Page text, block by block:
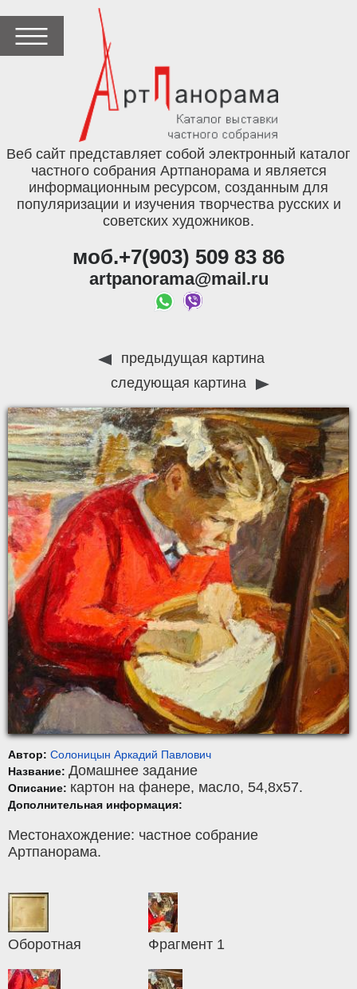
Веб сайт представляет собой электронный каталог
частного собрания Артпанорама и является
информационным ресурсом, созданным для
популяризации и изучения творчества русских и
советских художников.
моб.+7(903) 509 83 86
artpanorama@mail.ru
предыдущая картина
следующая картина
Автор: Солоницын Аркадий Павлович
Название: Домашнее задание
Описание: картон на фанере, масло, 54,8x57.
Дополнительная информация:
Местонахождение: частное собрание
Артпанорама.
Оборотная Фрагмент 1